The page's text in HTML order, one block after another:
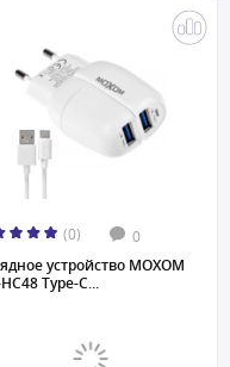
(0) 0
устройство MOXOM
Type-C...